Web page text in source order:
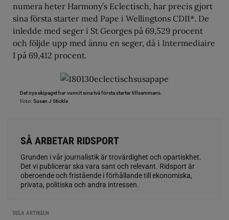
numera heter Harmony’s Eclectisch, har precis gjort
sina första starter med Pape i Wellingtons CDI1*. De
inledde med seger i St Georges på 69,529 procent
och följde upp med ännu en seger, då i Intermediaire
I på 69,412 procent.
Det nya ekipaget har vunnit sina två första starter tillsammans.
Foto: Susan J Stickle
SÅ ARBETAR RIDSPORT
Grunden i vår journalistik är trovärdighet och opartiskhet.
Det vi publicerar ska vara sant och relevant. Ridsport är
oberoende och fristående i förhållande till ekonomiska,
privata, politiska och andra intressen.
DELA ARTIKELN